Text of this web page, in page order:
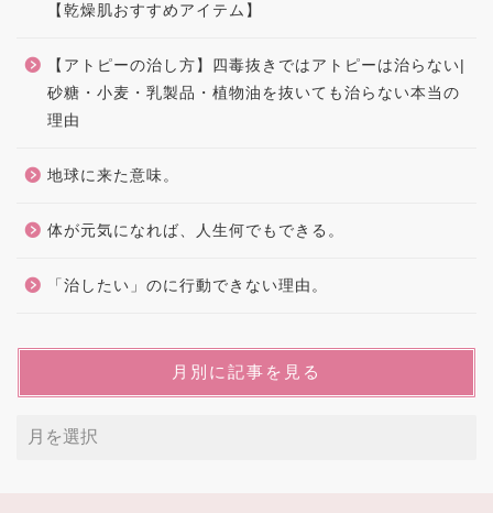
【乾燥肌おすすめアイテム】
【アトピーの治し方】四毒抜きではアトピーは治らない|
砂糖・小麦・乳製品・植物油を抜いても治らない本当の
理由
地球に来た意味。
体が元気になれば、人生何でもできる。
「治したい」のに行動できない理由。
月別に記事を見る